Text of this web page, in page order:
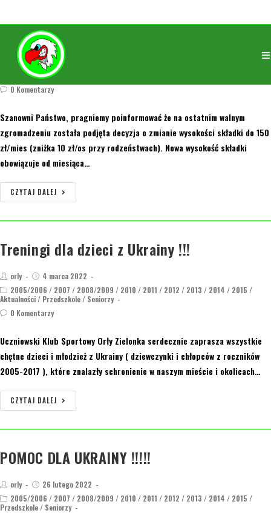
Zmiana wysokości składki członkowskiej
orly
16 marca 2022
2005/2006/2007
0 Komentarzy
Szanowni Państwo, pragniemy poinformować że na ostatnim walnym
zgromadzeniu została podjęta decyzja o zmianie wysokości składki do 150
zł/mies (zniżka 10 zł/os przy rodzeństwach). Nowa wysokość składki
obowiązuje od miesiąca…
CZYTAJ DALEJ
Treningi dla dzieci z Ukrainy !!!
orly
4 marca 2022
2005/2006 / 2007 / 2008/2009 / 2010 / 2011 / 2012 / 2013 / 2014 / 2015 /
Aktualności / Przedszkole / Seniorzy
0 Komentarzy
Uczniowski Klub Sportowy Orły Zielonka serdecznie zaprasza wszystkie
chętne dzieci i młodzież z Ukrainy ( dziewczynki i chłopców z roczników
2005-2017 ), które znalazły schronienie w naszym mieście i okolicach…
CZYTAJ DALEJ
POMOC DLA UKRAINY !!!!!
orly
26 lutego 2022
2005/2006 / 2007 / 2008/2009 / 2010 / 2011 / 2012 / 2013 / 2014 / 2015 /
Przedszkole / Seniorzy